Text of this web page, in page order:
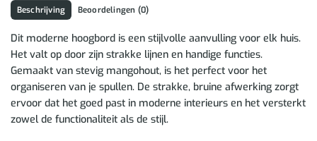
Beschrijving Beoordelingen (0)
Dit moderne hoogbord is een stijlvolle aanvulling voor elk huis.
Het valt op door zijn strakke lijnen en handige functies.
Gemaakt van stevig mangohout, is het perfect voor het
organiseren van je spullen. De strakke, bruine afwerking zorgt
ervoor dat het goed past in moderne interieurs en het versterkt
zowel de functionaliteit als de stijl.